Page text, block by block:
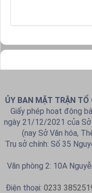
ỦY BAN MẶT TRẬN
Giấy phép hoạt động
ngày 21/12/2021 của
(nay Sở Văn hóa,
Trụ sở chính: Số 35
Văn phòng 2: 10A
Điện thoại: 0233